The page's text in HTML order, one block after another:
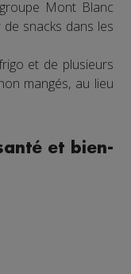
Mont Blanc
de snacks dans les
et de plusieurs
mangés, au lieu
et bien-